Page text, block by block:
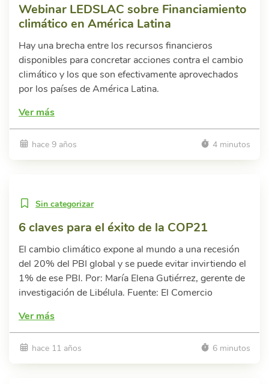
Webinar LEDSLAC sobre Financiamiento
climático en América Latina
Hay una brecha entre los recursos financieros
disponibles para concretar acciones contra el cambio
climático y los que son efectivamente aprovechados
por los países de América Latina.
Ver más
hace 9 años 4 minutos
Sin categorizar
6 claves para el éxito de la COP21
El cambio climático expone al mundo a una recesión
del 20% del PBI global y se puede evitar invirtiendo el
1% de ese PBI. Por: María Elena Gutiérrez, gerente de
investigación de Libélula. Fuente: El Comercio
Ver más
hace 11 años 6 minutos